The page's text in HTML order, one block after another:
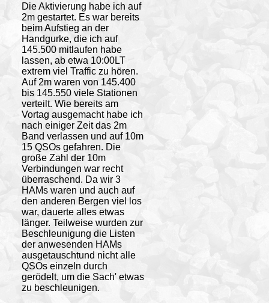
Die Aktivierung habe ich auf
2m gestartet. Es war bereits
beim Aufstieg an der
Handgurke, die ich auf
145.500 mitlaufen habe
lassen, ab etwa 10:00LT
extrem viel Traffic zu hören.
Auf 2m waren von 145.400
bis 145.550 viele Stationen
verteilt. Wie bereits am
Vortag ausgemacht habe ich
nach einiger Zeit das 2m
Band verlassen und auf 10m
15 QSOs gefahren. Die
große Zahl der 10m
Verbindungen war recht
überraschend. Da wir 3
HAMs waren und auch auf
den anderen Bergen viel los
war, dauerte alles etwas
länger. Teilweise wurden zur
Beschleunigung die Listen
der anwesenden HAMs
ausgetauschtund nicht alle
QSOs einzeln durch
gerödelt, um die Sach' etwas
zu beschleunigen.